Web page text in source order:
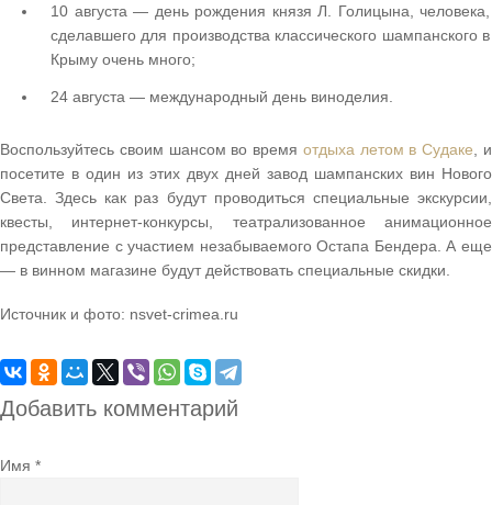
10 августа — день рождения князя Л. Голицына, человека,
сделавшего для производства классического шампанского в
Крыму очень много;
24 августа — международный день виноделия.
Воспользуйтесь своим шансом во время отдыха летом в Судаке , и
посетите в один из этих двух дней завод шампанских вин Нового
Света. Здесь как раз будут проводиться специальные экскурсии,
квесты, интернет-конкурсы, театрализованное анимационное
представление с участием незабываемого Остапа Бендера. А еще
— в винном магазине будут действовать специальные скидки.
Источник и фото: nsvet-crimea.ru
Добавить комментарий
Имя